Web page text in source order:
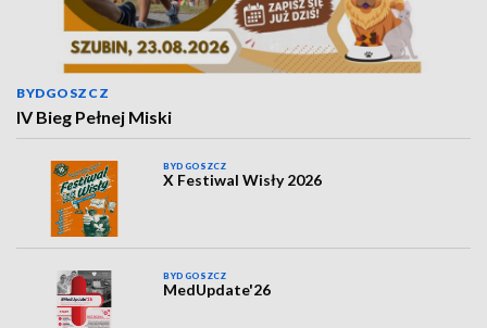
BYDGOSZCZ
IV Bieg Pełnej Miski
BYDGOSZCZ
X Festiwal Wisły 2026
BYDGOSZCZ
MedUpdate'26